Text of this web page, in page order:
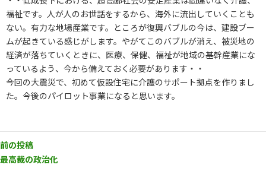
福祉です。人が人のお世話をするから、海外に流出していくことも
ない。有力な地場産業です。ところが復興バブルの今は、建設ブー
ムが起きている感じがします。やがてこのバブルが消え、被災地の
経済が落ちていくときに、医療、保健、福祉が地域の基幹産業にな
っているよう、今から備えておく必要があります・・
今回の大震災で、初めて仮設住宅に介護のサポート拠点を作りまし
た。今後のパイロット事業になると思います。
前の投稿
最高裁の政治化